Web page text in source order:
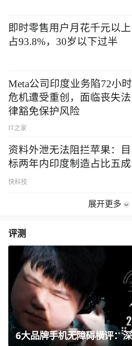
即时零售用户月花千元以上
占93.8%，30岁以下过半
Meta公司印度业务陷72小时
危机遭受重创，面临丧失法
律豁免保护风险
IT之家
资料外泄无法阻拦苹果：目
标两年内印度制造占比五成
快科技
展开更多
评测